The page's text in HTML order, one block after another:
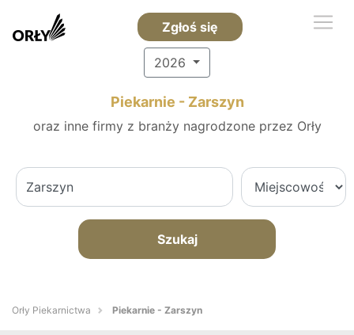
Zgłoś się
2026
Piekarnie - Zarszyn
oraz inne firmy z branży nagrodzone przez Orły
Szukaj
Orły Piekarnictwa Piekarnie - Zarszyn